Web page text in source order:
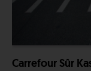
Carrefour Sûr